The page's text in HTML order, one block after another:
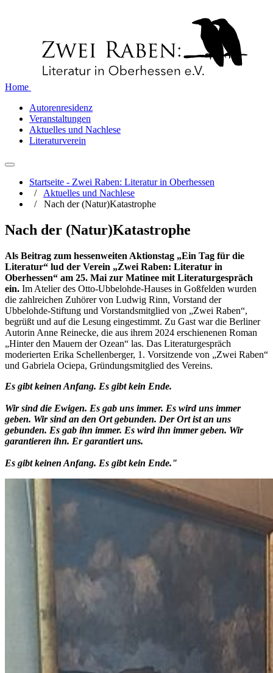
Home
Autorenresidenz
Veranstaltungen
Aktuelles und Nachlese
Literaturverein
Startseite - Zwei Raben: Literatur in Oberhessen
/ Aktuelles und Nachlese
/ Nach der (Natur)Katastrophe
Nach der (Natur)Katastrophe
Als Beitrag zum hessenweiten Aktionstag „Ein Tag für die
Literatur“ lud der Verein „Zwei Raben: Literatur in
Oberhessen“ am 25. Mai zur Matinee mit Literaturgespräch
ein. Im Atelier des Otto-Ubbelohde-Hauses in Goßfelden wurden
die zahlreichen Zuhörer von Ludwig Rinn, Vorstand der
Ubbelohde-Stiftung und Vorstandsmitglied von „Zwei Raben“,
begrüßt und auf die Lesung eingestimmt. Zu Gast war die Berliner
Autorin Anne Reinecke, die aus ihrem 2024 erschienenen Roman
„Hinter den Mauern der Ozean“ las. Das Literaturgespräch
moderierten Erika Schellenberger, 1. Vorsitzende von „Zwei Raben“
und Gabriela Ociepa, Gründungsmitglied des Vereins.
Es gibt keinen Anfang. Es gibt kein Ende.
Wir sind die Ewigen. Es gab uns immer. Es wird uns immer
geben. Wir sind an den Ort gebunden. Der Ort ist an uns
gebunden. Es gab ihn immer. Es wird ihn immer geben. Wir
garantieren ihn. Er garantiert uns.
Es gibt keinen Anfang. Es gibt kein Ende."